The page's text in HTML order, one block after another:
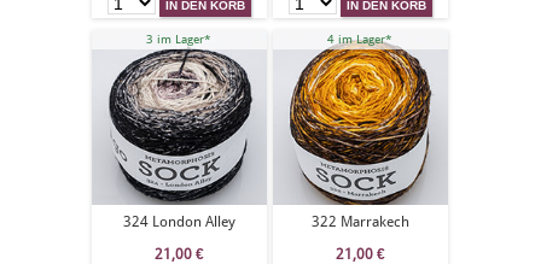
3 im Lager*
324 London Alley
21,00 €
4 im Lager*
322 Marrakech
21,00 €